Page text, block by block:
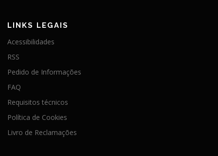
LINKS LEGAIS
Acessibilidades
RSS
Pedido de Informações
FAQ
Requisitos técnicos
Política de Cookies
Livro de Reclamações